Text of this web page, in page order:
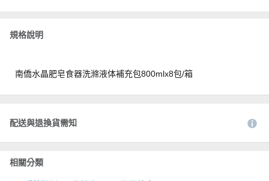
規格說明
南僑水晶肥皂食器洗滌液体補充包800mlx8包/箱
配送與退換貨需知
相關分類